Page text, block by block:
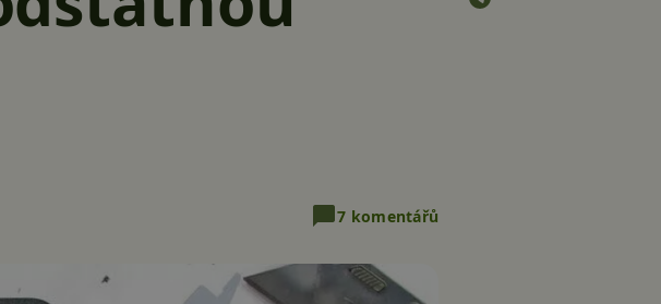
7 komentářů